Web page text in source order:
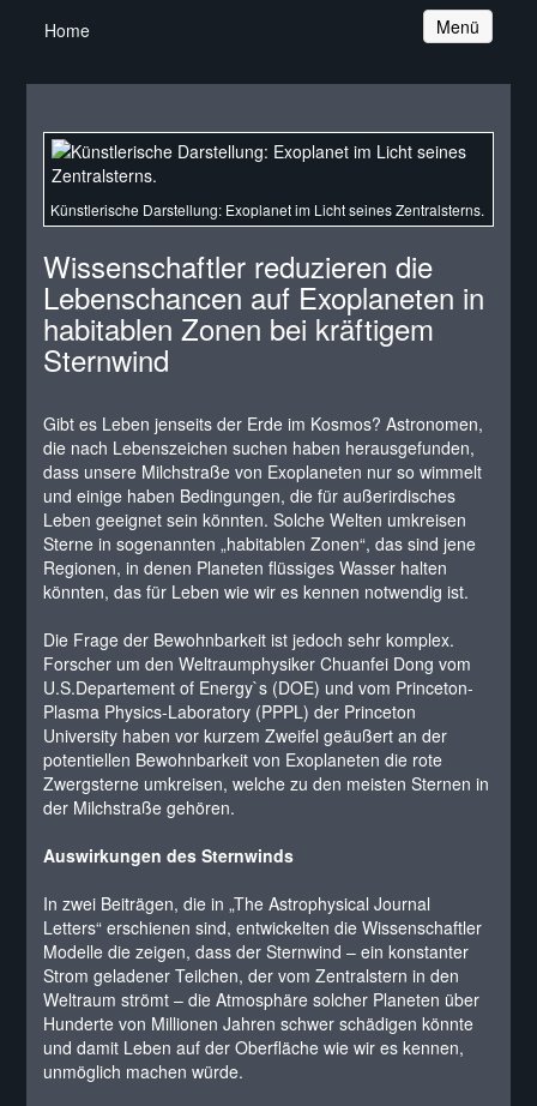
Navigation
Menü
Home
Künstlerische Darstellung: Exoplanet im Licht seines Zentralsterns.
Wissenschaftler reduzieren die
Lebenschancen auf Exoplaneten in
habitablen Zonen bei kräftigem
Sternwind
Gibt es Leben jenseits der Erde im Kosmos? Astronomen,
die nach Lebenszeichen suchen haben herausgefunden,
dass unsere Milchstraße von Exoplaneten nur so wimmelt
und einige haben Bedingungen, die für außerirdisches
Leben geeignet sein könnten. Solche Welten umkreisen
Sterne in sogenannten „habitablen Zonen“, das sind jene
Regionen, in denen Planeten flüssiges Wasser halten
könnten, das für Leben wie wir es kennen notwendig ist.
Die Frage der Bewohnbarkeit ist jedoch sehr komplex.
Forscher um den Weltraumphysiker Chuanfei Dong vom
U.S.Departement of Energy`s (DOE) und vom Princeton-
Plasma Physics-Laboratory (PPPL) der Princeton
University haben vor kurzem Zweifel geäußert an der
potentiellen Bewohnbarkeit von Exoplaneten die rote
Zwergsterne umkreisen, welche zu den meisten Sternen in
der Milchstraße gehören.
Auswirkungen des Sternwinds
In zwei Beiträgen, die in „The Astrophysical Journal
Letters“ erschienen sind, entwickelten die Wissenschaftler
Modelle die zeigen, dass der Sternwind – ein konstanter
Strom geladener Teilchen, der vom Zentralstern in den
Weltraum strömt – die Atmosphäre solcher Planeten über
Hunderte von Millionen Jahren schwer schädigen könnte
und damit Leben auf der Oberfläche wie wir es kennen,
unmöglich machen würde.